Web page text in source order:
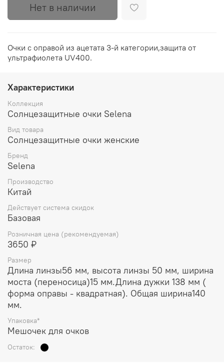
Нет в наличии
Очки с оправой из ацетата 3-й категории,защита от
ультрафиолета UV400.
Характеристики
Коллекция
Солнцезащитные очки Selena
Вид товара
Солнцезащитные очки женские
Бренд
Selena
Производство
Китай
Действует система скидок
Базовая
Розничная цена (рекомендуемая)
3650 ₽
Размер
Длина линзы56 мм, высота линзы 50 мм, ширина
моста (переносица)15 мм.Длина дужки 138 мм (
форма оправы - квадратная). Общая ширина140
мм.
Упаковка*
Мешочек для очков
Остаток: